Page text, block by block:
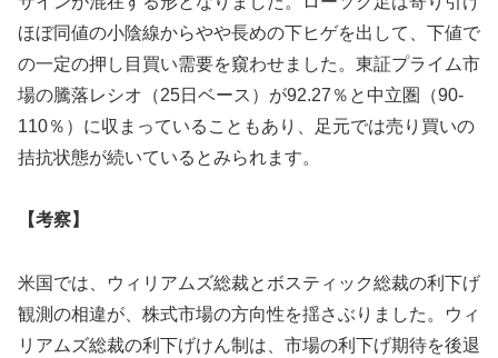
ほぼ同値の小陰線からやや長めの下ヒゲを出して、下値で
の一定の押し目買い需要を窺わせました。東証プライム市
場の騰落レシオ（25日ベース）が92.27％と中立圏（90-
110％）に収まっていることもあり、足元では売り買いの
拮抗状態が続いているとみられます。
【考察】
米国では、ウィリアムズ総裁とボスティック総裁の利下げ
観測の相違が、株式市場の方向性を揺さぶりました。ウィ
リアムズ総裁の利下げけん制は、市場の利下げ期待を後退